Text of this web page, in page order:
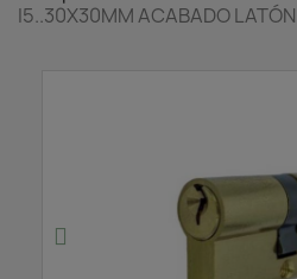
I5..30X30MM ACABADO LATÓN